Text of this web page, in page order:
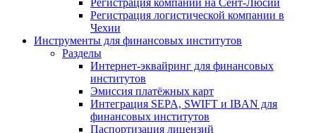
Регистрация компании на Сент-Люсии
Регистрация логистической компании в
Чехии
Инструменты для финансовых институтов
Разделы
Интернет-эквайринг для финансовых
институтов
Эмиссия платёжных карт
Интеграция SEPA, SWIFT и IBAN для
финансовых институтов
Паспортизация лицензий